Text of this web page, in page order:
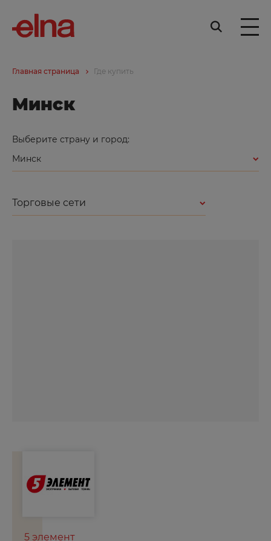
Главная страница Где купить
Минск
Выберите страну и город:
Минск
Торговые сети
5 элемент